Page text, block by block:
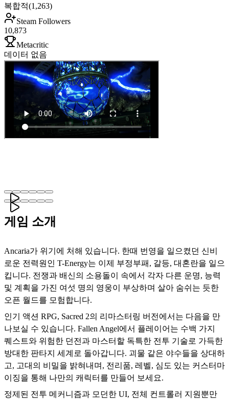
복합적(1,263)
Steam Followers
10,873
Metacritic
데이터 없음
게임 소개
Ancaria가 위기에 처해 있습니다. 한때 번영을 일으켰던 신비
로운 전력원인 T-Energy는 이제 부정부패, 갈등, 대혼란을 일으
킵니다. 전쟁과 배신의 소용돌이 속에서 각자 다른 운명, 능력
및 계획을 가진 여섯 명의 영웅이 부상하며 살아 숨쉬는 듯한
오픈 월드를 모험합니다.
인기 액션 RPG, Sacred 2의 리마스터링 버전에서는 다음을 만
나보실 수 있습니다. Fallen Angel에서 플레이어는 수백 가지
퀘스트와 위험한 던전과 마스터할 독특한 전투 기술로 가득한
방대한 판타지 세계로 돌아갑니다. 괴물 같은 야수들을 상대하
고, 고대의 비밀을 밝혀내며, 전리품, 레벨, 심도 있는 커스터마
이징을 통해 나만의 캐릭터를 만들어 보세요.
정제된 전투 메커니즘과 모던한 UI, 전체 컨트롤러 지원뿐만